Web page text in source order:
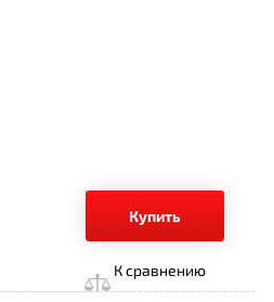
Купить
К сравнению